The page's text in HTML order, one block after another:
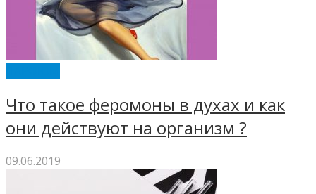
Что такое феромоны в духах и как
они действуют на организм ?
09.06.2019